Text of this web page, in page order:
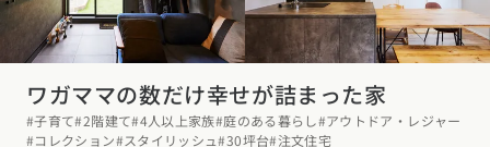
ワガママの数だけ幸せが詰まった家
#子育て#2階建て#4人以上家族#庭のある暮らし#アウトドア・レジャー
#コレクション#スタイリッシュ#30坪台#注文住宅